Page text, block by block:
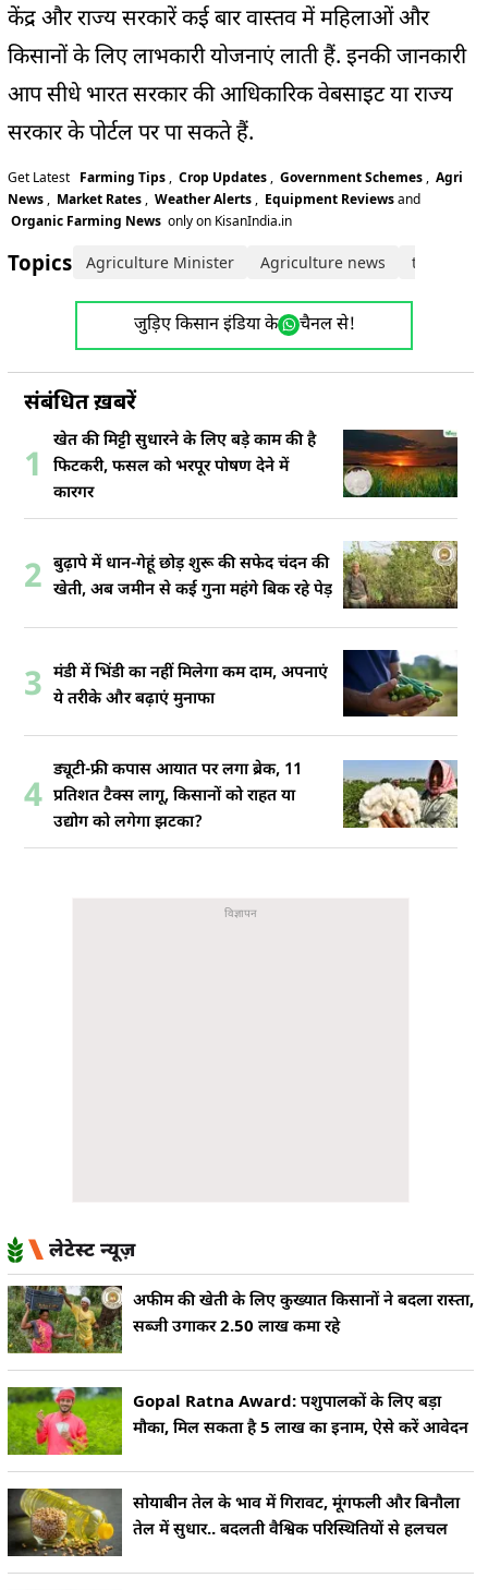
केंद्र और राज्यसरकारेंकई बारवास्तवमें महिलाओं और
किसानों के लिए लाभकारी योजनाएं लाती हैं. इनकी जानकारी
आप सीधे भारत सरकार की आधिकारिक वेबसाइट या राज्य
सरकार केपोर्टलपर पा सकते हैं.
Get Latest Farming Tips , Crop Updates , Government Schemes , Agri
News , Market Rates , Weather Alerts , Equipment Reviewsand
Organic Farming News only on KisanIndia.in
Topics: Agriculture Minister Agriculture news trending
जुड़िए किसान इंडिया के चैनल से!
संबंधित ख़बरें
1
खेत की मिट्टी सुधारने के लिए बड़े काम की है
फिटकरी, फसल को भरपूर पोषण देने में
कारगर
2 बुढ़ापे में धान-गेहूं छोड़ शुरू की सफेद चंदन की
खेती, अब जमीन से कई गुना महंगे बिक रहे पेड़
3 मंडी में भिंडी का नहीं मिलेगा कम दाम, अपनाएं
ये तरीके और बढ़ाएं मुनाफा
4
ड्यूटी-फ्री कपास आयात पर लगा ब्रेक, 11
प्रतिशत टैक्स लागू, किसानों को राहत या
उद्योग को लगेगा झटका?
लेटेस्ट न्यूज़
अफीम की खेती के लिए कुख्यात किसानों ने बदला रास्ता,
सब्जी उगाकर 2.50 लाख कमा रहे
Gopal Ratna Award: पशुपालकों के लिए बड़ा
मौका, मिल सकता है 5 लाख का इनाम, ऐसे करें आवेदन
सोयाबीन तेल के भाव में गिरावट, मूंगफली और बिनौला
तेल में सुधार.. बदलती वैश्विक परिस्थितियों से हलचल